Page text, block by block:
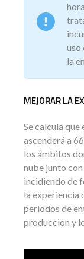
uso
la
MEJORAR LA
Se calcula que
ascenderá a
los ámbitos
nube junto
incidiendo de
la experiencia
periodos de
producción y